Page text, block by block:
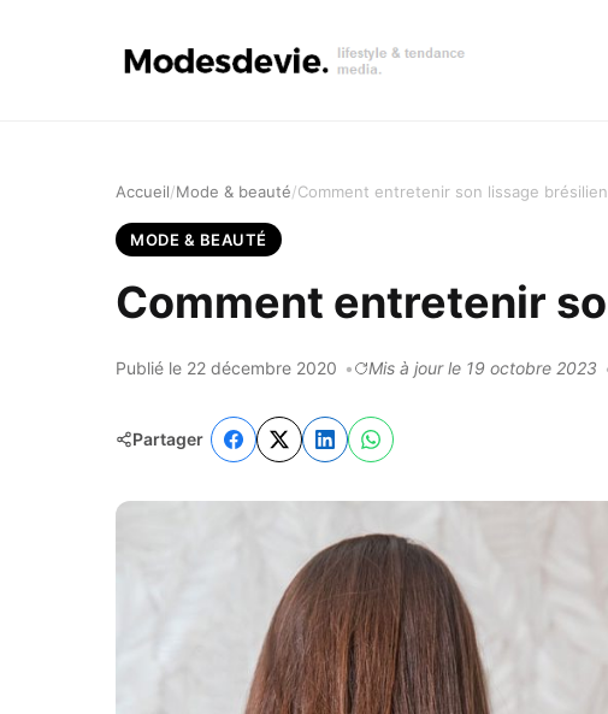
Accueil Mode & beauté Comment entretenir son lissage
MODE & BEAUTÉ
Comment entretenir
Publié le 22 décembre 2020 Mis à jour le 19 octobre 2023
Partager